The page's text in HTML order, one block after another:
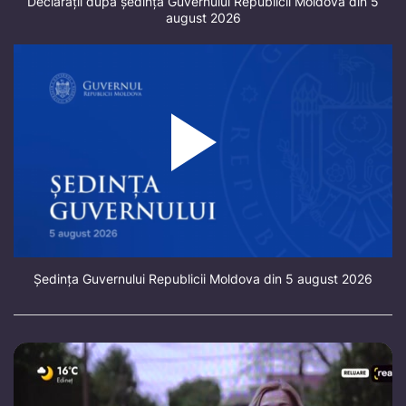
august 2026
Ședința Guvernului Republicii Moldova din 5 august 2026